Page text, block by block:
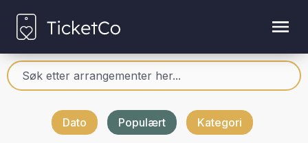
Dato Populært Kategori